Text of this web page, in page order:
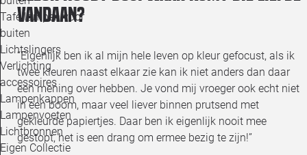
Tafellampen voor
buiten
Lichtslingers
Verlichting
accessoires
Lampenkappen
Lampenvoeten
Lichtbronnen
Eigen Collectie
vandaan?
“Eigenlijk ben ik al mijn hele leven op kleur gefocust, als ik
twee kleuren naast elkaar zie kan ik niet anders dan daar
een mening over hebben. Je vond mij vroeger ook echt niet
in een boom, maar veel liever binnen prutsend met
gekleurde papiertjes. Daar ben ik eigenlijk nooit mee
gestopt, het is een drang om ermee bezig te zijn!”